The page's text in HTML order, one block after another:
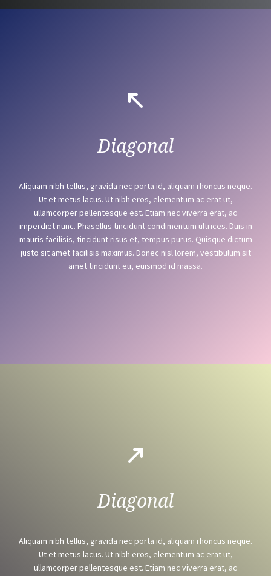
Diagonal
Aliquam nibh tellus, gravida nec porta id, aliquam rhoncus neque.
Ut et metus lacus. Ut nibh eros, elementum ac erat ut,
ullamcorper pellentesque est. Etiam nec viverra erat, ac
imperdiet nunc. Phasellus tincidunt condimentum ultrices. Duis in
mauris facilisis, tincidunt risus et, tempus purus. Quisque dictum
justo sit amet facilisis maximus. Donec nisl lorem, vestibulum sit
amet tincidunt eu, euismod id massa.
Diagonal
Aliquam nibh tellus, gravida nec porta id, aliquam rhoncus neque.
Ut et metus lacus. Ut nibh eros, elementum ac erat ut,
ullamcorper pellentesque est. Etiam nec viverra erat, ac